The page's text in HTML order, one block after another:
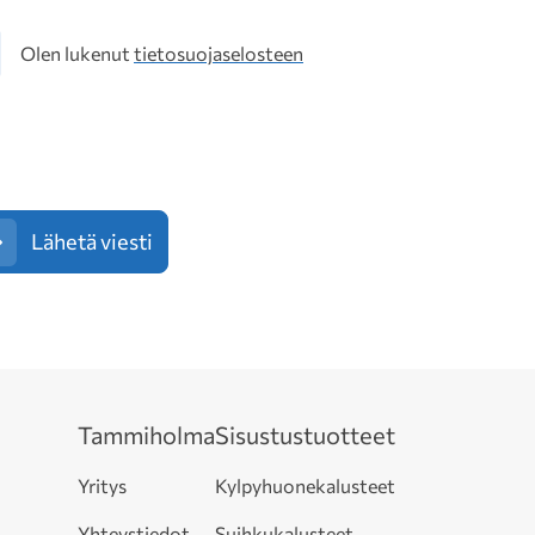
Olen lukenut tietosuojaselosteen
Lähetä viesti
Tammiholma
Yritys
Sisustustuotteet
Kylpyhuonekalusteet